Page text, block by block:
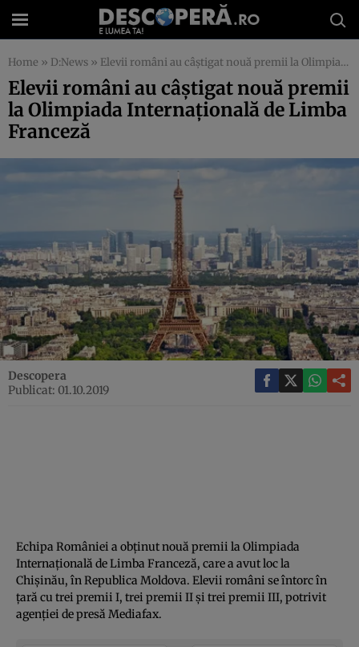
Home » D:News » Elevii români au câştigat nouă premii la Olimpiada Internaţională de Limba Franceză
Elevii români au câştigat nouă premii
la Olimpiada Internaţională de Limba
Franceză
Descopera
Publicat: 01.10.2019
Echipa României a obţinut nouă premii la Olimpiada
Internaţională de Limba Franceză, care a avut loc la
Chişinău, în Republica Moldova. Elevii români se întorc în
ţară cu trei premii I, trei premii II şi trei premii III, potrivit
agenţiei de presă Mediafax.